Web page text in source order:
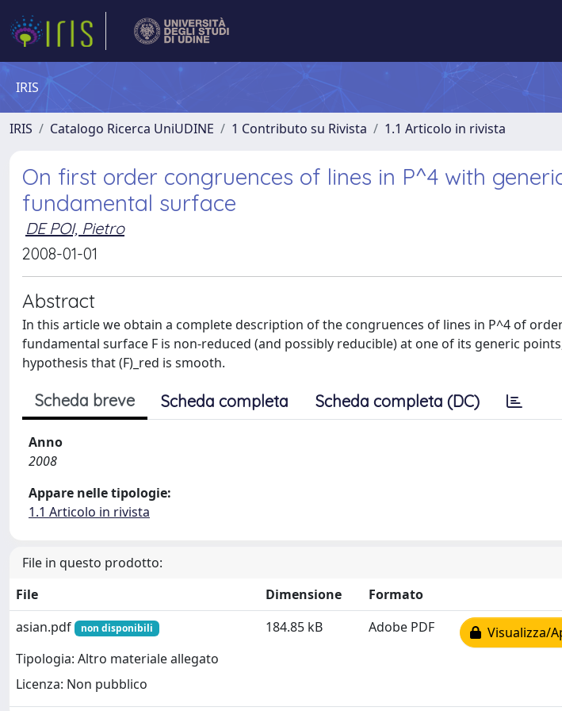
IRIS
IRIS Catalogo Ricerca UniUDINE 1 Contributo su Rivista 1.1 Articolo in rivista
On first order congruences of lines in P^4 with
fundamental surface
DE POI, Pietro
2008-01-01
Abstract
In this article we obtain a complete description of the congruences of lines in P^4 of
fundamental surface F is non-reduced (and possibly reducible) at one of its generic
hypothesis that (F)_red is smooth.
Scheda breve Scheda completa Scheda completa (DC)
Anno
2008
Appare nelle tipologie:
1.1 Articolo in rivista
File in questo prodotto:
File
Dimensione
Formato
asian.pdf
non disponibili
Tipologia: Altro materiale allegato
Licenza: Non pubblico
184.85 kB Adobe PDF Visualizza/